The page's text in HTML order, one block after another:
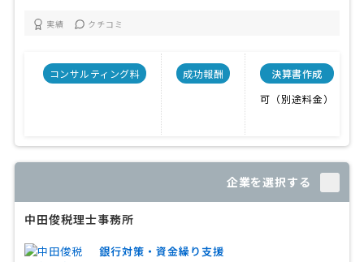
実績 クチコミ
コンサルティング料 成功報酬
決算書作成
可（別途料金）
企業を選択する
中田俊税理士事務所
銀行対策・資金繰り支援